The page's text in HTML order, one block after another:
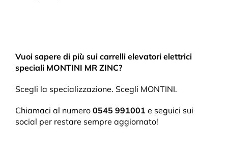
Vuoi sapere di più sui carrelli elevatori elettrici
speciali MONTINI MR ZINC?
Scegli la specializzazione. Scegli MONTINI.
Chiamaci al numero 0545 991001 e seguici sui
social per restare sempre aggiornato!